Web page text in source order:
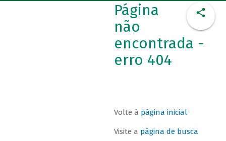
Página
não
encontrada -
erro 404
Volte à página inicial
Visite a página de busca